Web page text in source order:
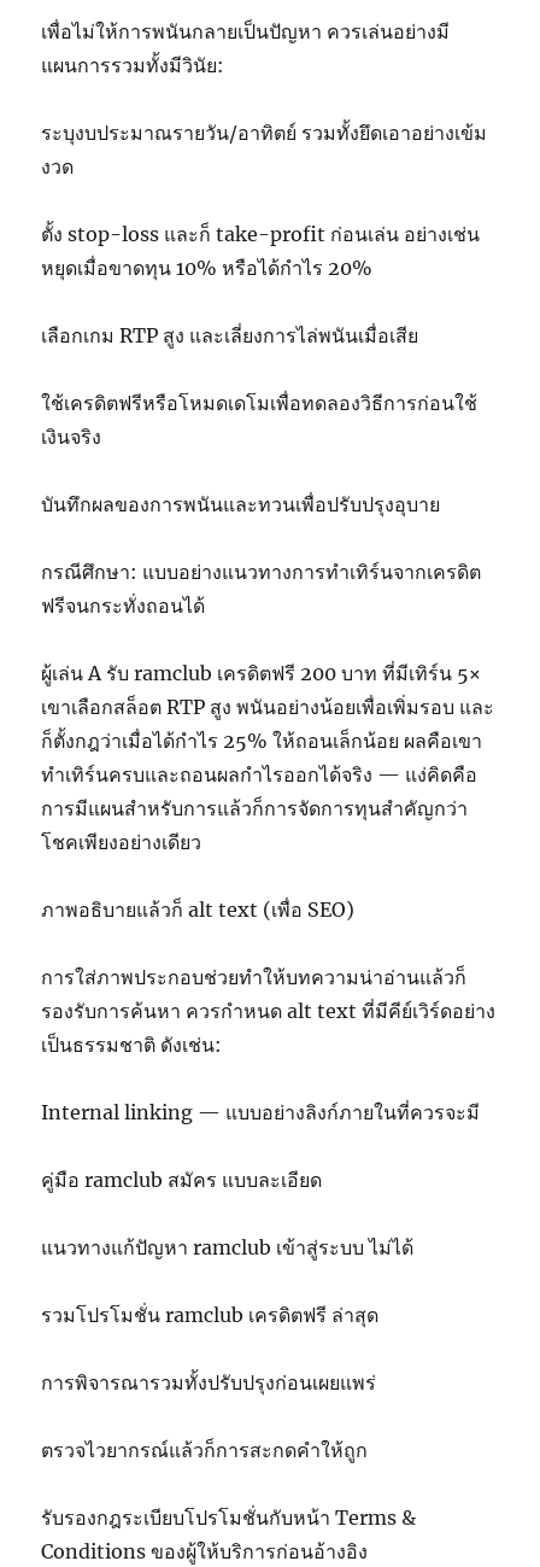
เพื่อไม่ให้การพนันกลายเป็นปัญหา ควรเล่นอย่างมี
แผนการรวมทั้งมีวินัย:
ระบุงบประมาณรายวัน/อาทิตย์ รวมทั้งยึดเอาอย่างเข้ม
งวด
ตั้ง stop-loss และก็ take-profit ก่อนเล่น อย่างเช่น
หยุดเมื่อขาดทุน 10% หรือได้กำไร 20%
เลือกเกม RTP สูง และเลี่ยงการไล่พนันเมื่อเสีย
ใช้เครดิตฟรีหรือโหมดเดโมเพื่อทดลองวิธีการก่อนใช้
เงินจริง
บันทึกผลของการพนันและทวนเพื่อปรับปรุงอุบาย
กรณีศึกษา: แบบอย่างแนวทางการทำเทิร์นจากเครดิต
ฟรีจนกระทั่งถอนได้
ผู้เล่น A รับ ramclub เครดิตฟรี 200 บาท ที่มีเทิร์น 5×
เขาเลือกสล็อต RTP สูง พนันอย่างน้อยเพื่อเพิ่มรอบ และ
ก็ตั้งกฎว่าเมื่อได้กำไร 25% ให้ถอนเล็กน้อย ผลคือเขา
ทำเทิร์นครบและถอนผลกำไรออกได้จริง — แง่คิดคือ
การมีแผนสำหรับการแล้วก็การจัดการทุนสำคัญกว่า
โชคเพียงอย่างเดียว
ภาพอธิบายแล้วก็ alt text (เพื่อ SEO)
การใส่ภาพประกอบช่วยทำให้บทความน่าอ่านแล้วก็
รองรับการค้นหา ควรกำหนด alt text ที่มีคีย์เวิร์ดอย่าง
เป็นธรรมชาติ ดังเช่น:
Internal linking — แบบอย่างลิงก์ภายในที่ควรจะมี
คู่มือ ramclub สมัคร แบบละเอียด
แนวทางแก้ปัญหา ramclub เข้าสู่ระบบ ไม่ได้
รวมโปรโมชั่น ramclub เครดิตฟรี ล่าสุด
การพิจารณารวมทั้งปรับปรุงก่อนเผยแพร่
ตรวจไวยากรณ์แล้วก็การสะกดคำให้ถูก
รับรองกฎระเบียบโปรโมชั่นกับหน้า Terms &
Conditions ของผู้ให้บริการก่อนอ้างอิง